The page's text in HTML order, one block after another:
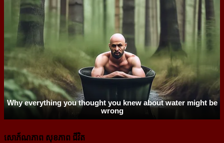
សោភ័ណភាព សុខភាព ជីវិត